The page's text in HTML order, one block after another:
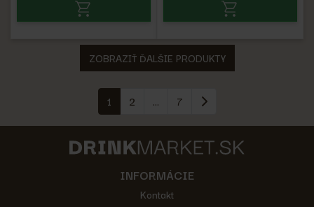
ZOBRAZIŤ ĎALŠIE PRODUKTY
1 2 ... 7
INFORMÁCIE
Kontakt